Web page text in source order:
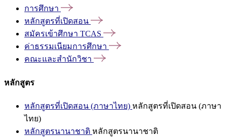
การศึกษา
หลักสูตรที่เปิดสอน
สมัครเข้าศึกษา TCAS
ค่าธรรมเนียมการศึกษา
คณะและสำนักวิชา
หลักสูตร
หลักสูตรที่เปิดสอน (ภาษาไทย) หลักสูตรที่เปิดสอน (ภาษา
ไทย)
หลักสูตรนานาชาติ หลักสูตรนานาชาติ